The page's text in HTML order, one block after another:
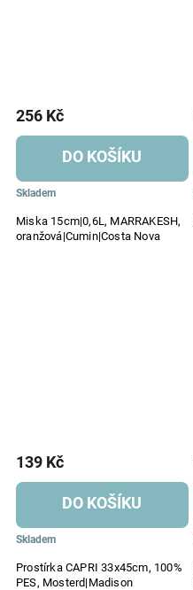
Miska 15cm|0,6L, MARRAKESH,
oranžová|Cumin|Costa Nova
Skladem
256 Kč
DO KOŠÍKU
Prostírka CAPRI 33x45cm, 100%
PES, Mosterd|Madison
Skladem
139 Kč
DO KOŠÍKU